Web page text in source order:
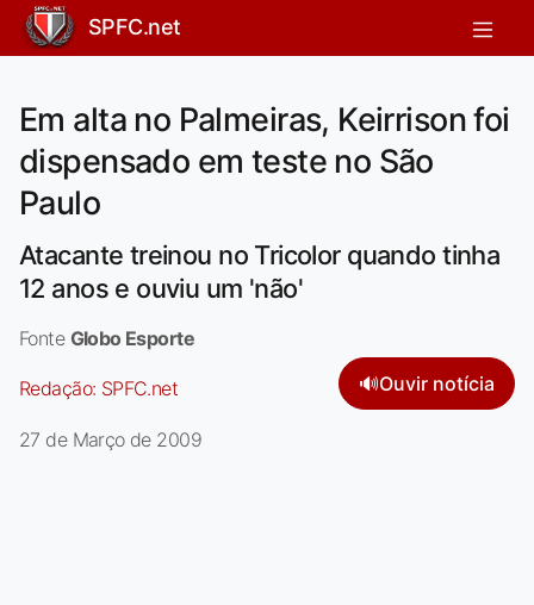
SPFC.net
Em alta no Palmeiras, Keirrison foi
dispensado em teste no São
Paulo
Atacante treinou no Tricolor quando tinha
12 anos e ouviu um 'não'
Fonte Globo Esporte
Redação: SPFC.net 🔊Ouvir notícia
27 de Março de 2009